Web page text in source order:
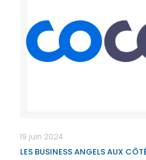
19 juin 2024
LES BUSINESS ANGELS AUX